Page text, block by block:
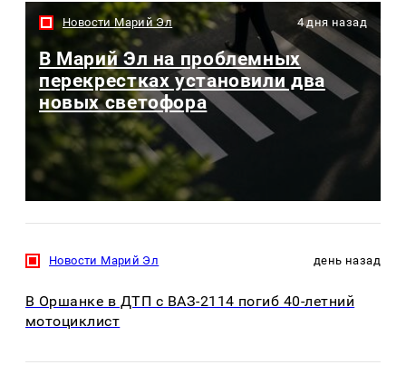
Новости Марий Эл 4 дня назад
В Марий Эл на проблемных
перекрестках установили два
новых светофора
Новости Марий Эл день назад
В Оршанке в ДТП с ВАЗ-2114 погиб 40-летний
мотоциклист